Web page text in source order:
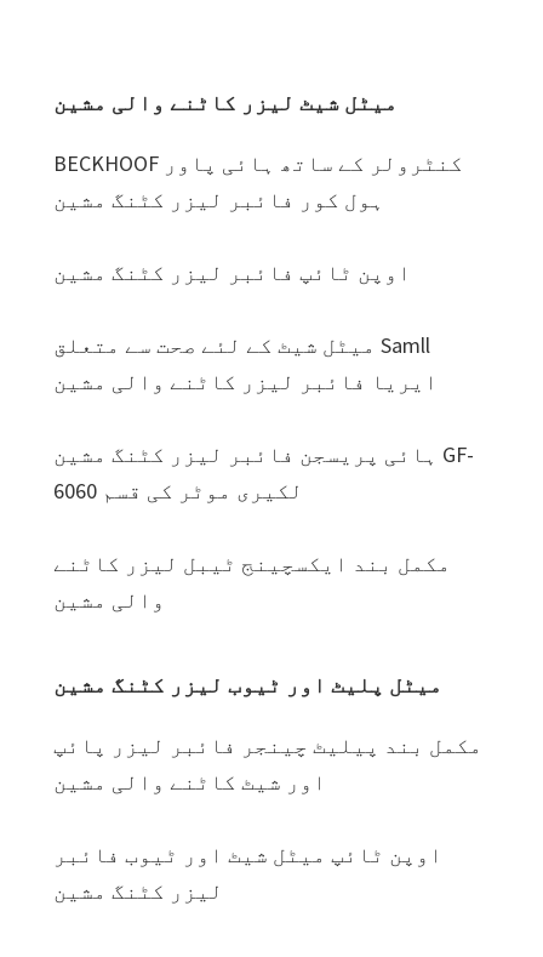
میٹل شیٹ لیزر کاٹنے والی مشین
BECKHOOF کنٹرولر کے ساتھ ہائی پاور
ہول کور فائبر لیزر کٹنگ مشین
اوپن ٹائپ فائبر لیزر کٹنگ مشین
میٹل شیٹ کے لئے صحت سے متعلق Samll
ایریا فائبر لیزر کاٹنے والی مشین
ہائی پریسجن فائبر لیزر کٹنگ مشین GF-
6060 لکیری موٹر کی قسم
مکمل بند ایکسچینج ٹیبل لیزر کاٹنے
والی مشین
میٹل پلیٹ اور ٹیوب لیزر کٹنگ مشین
مکمل بند پیلیٹ چینجر فائبر لیزر پائپ
اور شیٹ کاٹنے والی مشین
اوپن ٹائپ میٹل شیٹ اور ٹیوب فائبر
لیزر کٹنگ مشین